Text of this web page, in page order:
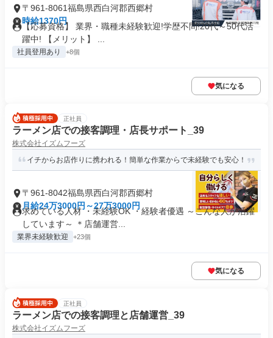
〒961-8061福島県西白河郡西郷村
時給1370円
【応募資格】 業界・職種未経験歓迎!学歴不問!20代～50代活
躍中! 【メリット】 ...
社員登用あり +8個
気になる
正社員
ラーメン店での接客調理・店長サポート_39
株式会社イズムフーズ
イチからお店作りに携われる！簡単な作業からで未経験でも安心！
〒961-8042福島県西白河郡西郷村
月給24万3000円～27万3000円
求めている人材 ・未経験OK ・経験者優遇 ～こんな人が活躍
しています～ ＊店舗運営...
業界未経験歓迎 +23個
気になる
正社員
ラーメン店での接客調理と店舗運営_39
株式会社イズムフーズ